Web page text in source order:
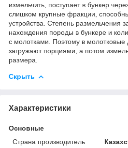
измельчить, поступает в бункер
слишком крупные фракции,
устройства. Степень размельчения
нахождения породы в бункере и
с молотками. Поэтому в молотковые
загружают порциями, а потом
размера.
Скрыть
Характеристики
Основные
Страна производитель